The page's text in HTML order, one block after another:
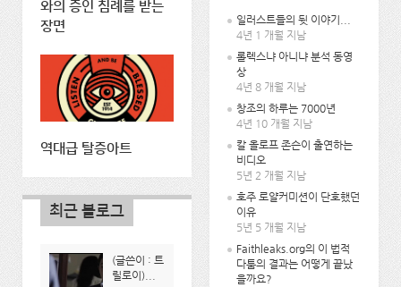
와의 증인 침례를 받는
장면
역대급 탈증아트
일러스트들의 뒷 이야기...
4년 1 개월 지남
롤렉스냐 아니냐 분석 동영
상
4년 8 개월 지남
창조의 하루는 7000년
4년 10 개월 지남
칼 올로프 존슨이 출연하는
비디오
5년 2 개월 지남
호주 로얄커미션이 단호했던
이유
5년 5 개월 지남
Faithleaks.org의 이 법적
다툼의 결과는 어떻게 끝났
을까요?
최근 블로그
(글쓴이 : 트
릴로이)...